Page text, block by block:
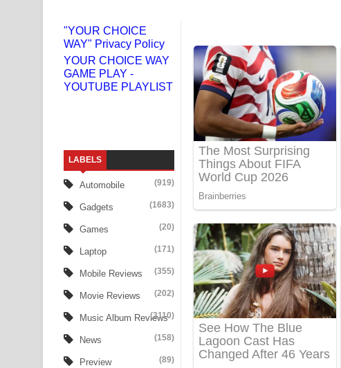
Niwuna Numba Hinda Song Lyrics - නිවුනා නුඹ හින්දා ගීතයේ
Numba Dun Aadare Song Lyrics - නුඹ දුන් ආදරේ ගීතයේ පද
Liyamuda Dan Anagathe Song Lyrics - ලියමුද දැන්
Doni Song Lyrics - දෝණි ගීතයේ පද පෙළ
Benthara Palame Song Lyrics - බෙන්තර පාලමේ ගීතයේ පද
Sanda Babalena Song Lyrics - සඳ බැබලෙන ගීතයේ පද පෙළ
Adare Wadi Nisa Song Lyrics - ආදරේ වැඩි නිසා ගීතයේ පද
UNUHUMA Song Lyrics - උණුහුම ගීතයේ පද පෙළ
Katakara Song Lyrics - කටකාර ගීතයේ පද පෙළ
Tharu Yaye Dilena Song Lyrics - තරු යායේ දිලෙනා ගීතයේ
Ow Man Sosa Song Lyrics - ඔව් මං සෝසා ගීතයේ පද පෙළ
"YOUR CHOICE
WAY" Privacy Policy
YOUR CHOICE WAY
GAME PLAY -
YOUTUBE PLAYLIST
LABELS
Automobile (919)
Gadgets (1683)
Games (20)
Laptop (171)
Mobile Reviews (355)
Movie Reviews (202)
Music Album Reviews
(3110)
News (158)
Preview (89)